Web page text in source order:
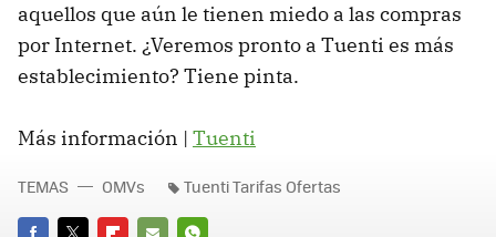
aquellos que aún le tienen miedo a las compras
por Internet. ¿Veremos pronto a Tuenti es más
establecimiento? Tiene pinta.
Más información | Tuenti
TEMAS OMVs Tuenti Tarifas Ofertas